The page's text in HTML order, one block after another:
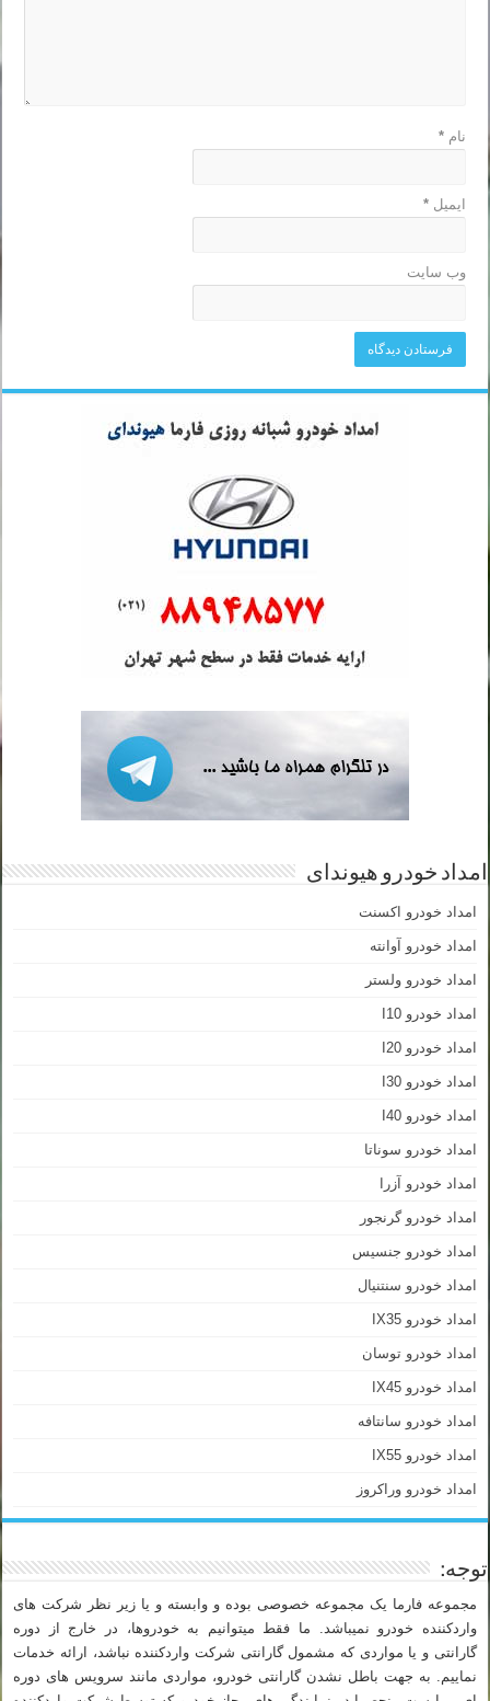
نام*
ایمیل*
وب‌ سایت
امداد خودرو هیوندای
امداد خودرو اکسنت
امداد خودرو آوانته
امداد خودرو ولستر
امداد خودرو I10
امداد خودرو I20
امداد خودرو I30
امداد خودرو I40
امداد خودرو سوناتا
امداد خودرو آزرا
امداد خودرو گرنجور
امداد خودرو جنسیس
امداد خودرو سنتنیال
امداد خودرو IX35
امداد خودرو توسان
امداد خودرو IX45
امداد خودرو سانتافه
امداد خودرو IX55
امداد خودرو وراکروز
توجه:
مجموعه فارما یک مجموعه خصوصی بوده و وابسته و یا زیر نظر شرکت های
واردکننده خودرو نمیباشد. ما فقط میتوانیم به خودروها، در خارج از دوره
گارانتی و یا مواردی که مشمول گارانتی شرکت واردکننده نباشد، ارائه خدمات
نماییم. به جهت باطل نشدن گارانتی خودرو، مواردی مانند سرویس های دوره